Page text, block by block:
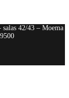
42/43 – Moema